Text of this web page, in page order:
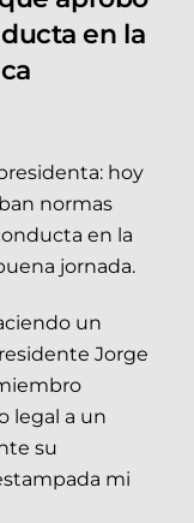
en la
hoy
normas
en la
jornada.
un
Jorge
legal a un
su
mi